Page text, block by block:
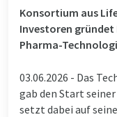
Konsortium aus
Investoren
Pharma-
03.06.2026 - Das
gab den Start
setzt dabei auf